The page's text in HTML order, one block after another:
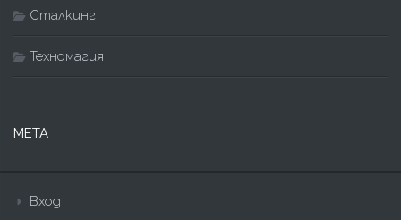
Сталкинг
Техномагия
МЕТА
Вход